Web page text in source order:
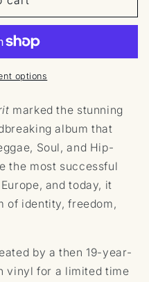
options
marked the stunning
album that
Soul, and Hip-
the most successful
and today, it
of identity, freedom,
by a then 19-year-
vinyl for a limited time